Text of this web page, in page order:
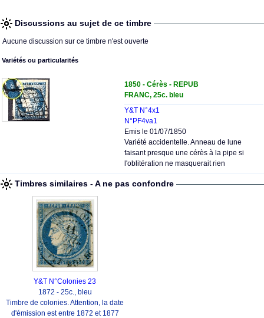
Discussions au sujet de ce timbre
Aucune discussion sur ce timbre n'est ouverte
Variétés ou particularités
1850 - Cérès - REPUB
FRANC, 25c. bleu
Y&T N°4x1
N°PF4va1
Emis le 01/07/1850
Variété accidentelle. Anneau de lune
faisant presque une cérès à la pipe si
l'oblitération ne masquerait rien
Timbres similaires - A ne pas confondre
Y&T N°Colonies 23
1872 - 25c., bleu
Timbre de colonies. Attention, la date
d'émission est entre 1872 et 1877